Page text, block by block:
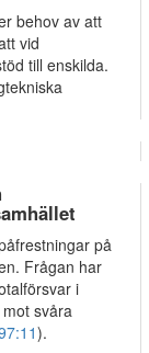
behov av att
vid
till enskilda.
på
Frågan har
i
svåra
).